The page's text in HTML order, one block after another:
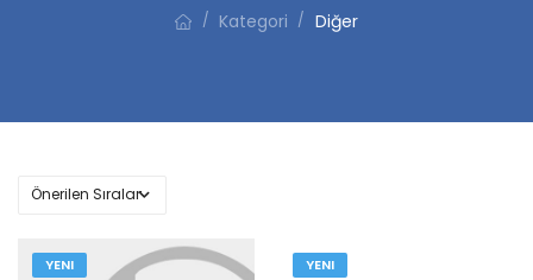
/ Kategori / Diğer
YENI YENI